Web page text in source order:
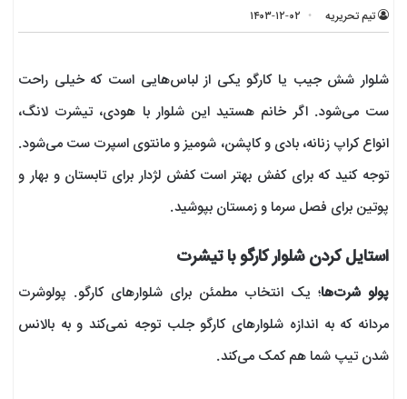
تیم تحریریه ۱۴۰۳-۱۲-۰۲
شلوار شش جیب یا کارگو یکی از لباس‌هایی است که خیلی راحت
ست می‌شود. اگر خانم هستید این شلوار با هودی، تیشرت لانگ،
انواع کراپ زنانه، بادی و کاپشن، شومیز و مانتوی اسپرت ست می‌شود.
توجه کنید که برای کفش بهتر است کفش لژدار برای تابستان و بهار و
پوتین برای فصل سرما و زمستان بپوشید.
استایل کردن شلوار کارگو با تیشرت
پولو شرت‌ها؛ یک انتخاب مطمئن برای شلوارهای کارگو. پولوشرت
مردانه که به اندازه شلوارهای کارگو جلب توجه نمی‌کند و به بالانس
شدن تیپ شما هم کمک می‌کند.